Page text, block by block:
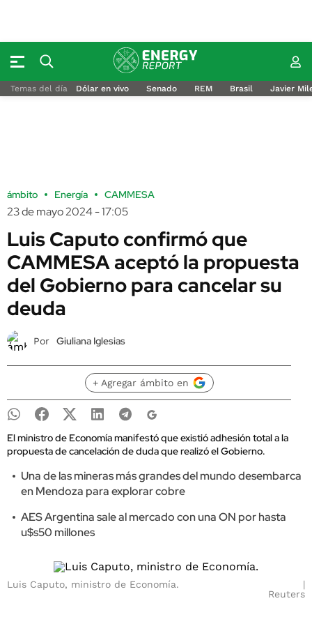
Temas del día Dólar en vivo Senado REM Brasil Javier
ámbito Energía CAMMESA
23 de mayo 2024 - 17:05
Luis Caputo confirmó que
CAMMESA aceptó la propuesta
del Gobierno para cancelar su
deuda
Por Giuliana Iglesias
+ Agregar ámbito en
El ministro de Economía manifestó que existió adhesión total a la
propuesta de cancelación de duda que realizó el Gobierno.
Una de las mineras más grandes del mundo desembarca
en Mendoza para explorar cobre
AES Argentina sale al mercado con una ON por hasta
u$s50 millones
Luis Caputo, ministro de Economía.
Reuters